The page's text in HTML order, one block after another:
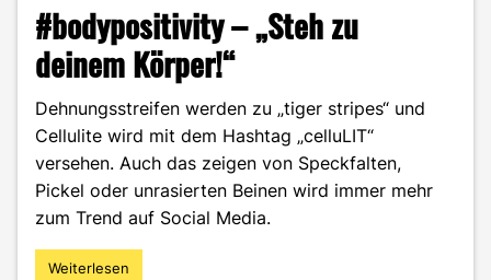
#bodypositivity – „Steh zu
deinem Körper!“
Dehnungsstreifen werden zu „tiger stripes“ und
Cellulite wird mit dem Hashtag „celluLIT“
versehen. Auch das zeigen von Speckfalten,
Pickel oder unrasierten Beinen wird immer mehr
zum Trend auf Social Media.
"#bodypositivity
Weiterlesen